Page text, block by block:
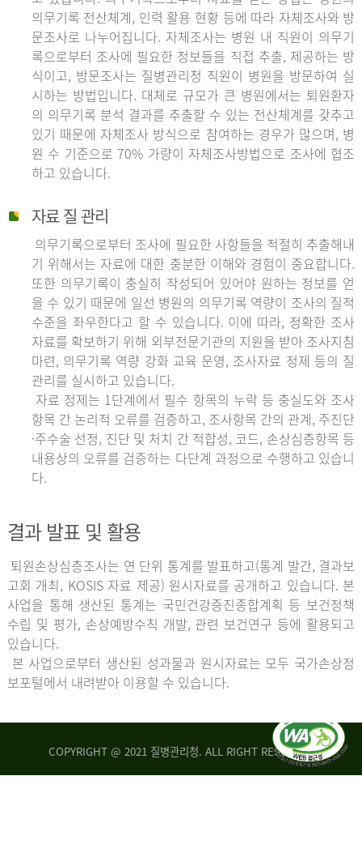
의무기록 전산체계, 인력 활용 현황 등에 따라 자체조사와 방
문조사로 나누어집니다. 자체조사는 병원 내 직원이 의무기
록으로부터 조사에 필요한 정보들을 직접 추출, 제공하는 방
식이고, 방문조사는 질병관리청 직원이 병원을 방문하여 실
시하는 방법입니다. 대체로 규모가 큰 병원에서는 퇴원환자
의 의무기록 분석 결과를 추출할 수 있는 전산체계를 갖추고
있기 때문에 자체조사 방식으로 참여하는 경우가 많으며, 병
원 수 기준으로 70% 가량이 자체조사방법으로 조사에 협조
하고 있습니다.
자료 질 관리
의무기록으로부터 조사에 필요한 사항들을 적절히 추출해내
기 위해서는 자료에 대한 충분한 이해와 경험이 중요합니다.
또한 의무기록이 충실히 작성되어 있어야 원하는 정보를 얻
을 수 있기 때문에 일선 병원의 의무기록 역량이 조사의 질적
수준을 좌우한다고 할 수 있습니다. 이에 따라, 정확한 조사
자료를 확보하기 위해 외부전문기관의 지원을 받아 조사지침
마련, 의무기록 역량 강화 교육 운영, 조사자료 정제 등의 질
관리를 실시하고 있습니다.
자료 정제는 1단계에서 필수 항목의 누락 등 충실도와 조사
항목 간 논리적 오류를 검증하고, 조사항목 간의 관계, 주진단
·주수술 선정, 진단 및 처치 간 적합성, 코드, 손상심층항목 등
내용상의 오류를 검증하는 다단계 과정으로 수행하고 있습니
다.
결과 발표 및 활용
퇴원손상심층조사는 연 단위 통계를 발표하고(통계 발간, 결과보
고회 개최, KOSIS 자료 제공) 원시자료를 공개하고 있습니다. 본
사업을 통해 생산된 통계는 국민건강증진종합계획 등 보건정책
수립 및 평가, 손상예방수칙 개발, 관련 보건연구 등에 활용되고
있습니다.
본 사업으로부터 생산된 성과물과 원시자료는 모두 국가손상정
보포털에서 내려받아 이용할 수 있습니다.
COPYRIGHT @ 2021 질병관리청. ALL RIGHT RESERVED